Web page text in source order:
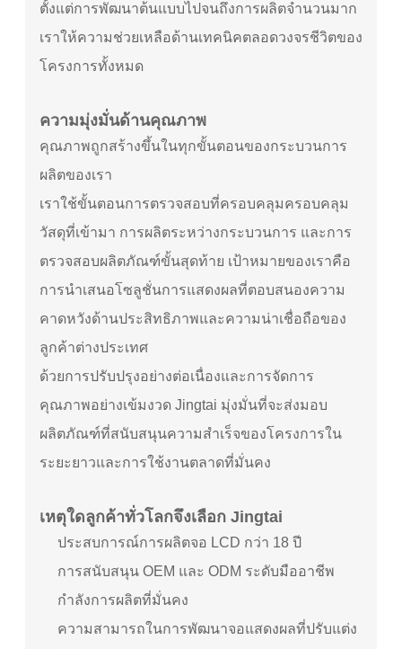
ตั้งแต่การพัฒนาต้นแบบไปจนถึงการผลิตจำนวนมาก
เราให้ความช่วยเหลือด้านเทคนิคตลอดวงจรชีวิตของ
โครงการทั้งหมด
ความมุ่งมั่นด้านคุณภาพ
คุณภาพถูกสร้างขึ้นในทุกขั้นตอนของกระบวนการ
ผลิตของเรา
เราใช้ขั้นตอนการตรวจสอบที่ครอบคลุมครอบคลุม
วัสดุที่เข้ามา การผลิตระหว่างกระบวนการ และการ
ตรวจสอบผลิตภัณฑ์ขั้นสุดท้าย เป้าหมายของเราคือ
การนำเสนอโซลูชั่นการแสดงผลที่ตอบสนองความ
คาดหวังด้านประสิทธิภาพและความน่าเชื่อถือของ
ลูกค้าต่างประเทศ
ด้วยการปรับปรุงอย่างต่อเนื่องและการจัดการ
คุณภาพอย่างเข้มงวด Jingtai มุ่งมั่นที่จะส่งมอบ
ผลิตภัณฑ์ที่สนับสนุนความสำเร็จของโครงการใน
ระยะยาวและการใช้งานตลาดที่มั่นคง
เหตุใดลูกค้าทั่วโลกจึงเลือก Jingtai
ประสบการณ์การผลิตจอ LCD กว่า 18 ปี
การสนับสนุน OEM และ ODM ระดับมืออาชีพ
กำลังการผลิตที่มั่นคง
ความสามารถในการพัฒนาจอแสดงผลที่ปรับแต่ง